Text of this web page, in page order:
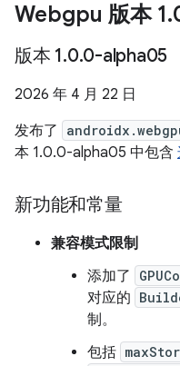
Webgpu 版本 1.
版本 1.0.0-alpha05
2026 年 4 月 22 日
发布了
本 1.0.0-alpha05 中包含
新功能和常量
兼容模式限制
添加了
对应的
制。
包括